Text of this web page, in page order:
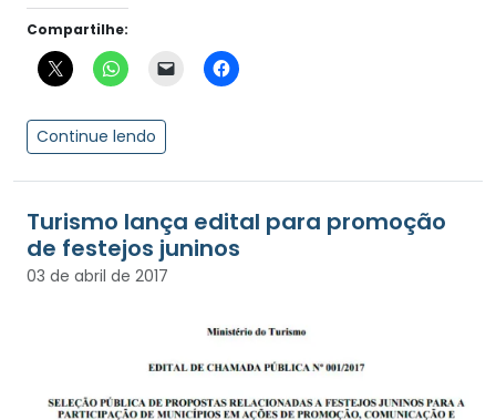
Compartilhe:
Continue lendo
Turismo lança edital para promoção
de festejos juninos
03 de abril de 2017